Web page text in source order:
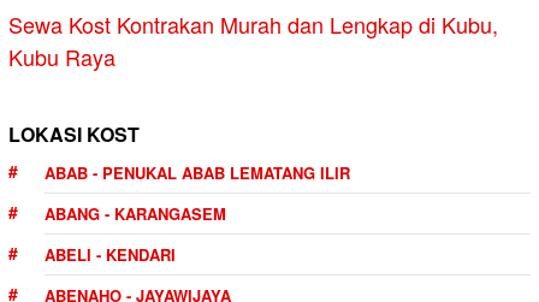
Sewa Kost Kontrakan Murah dan Lengkap di Kubu,
Kubu Raya
LOKASI KOST
ABAB - PENUKAL ABAB LEMATANG ILIR
ABANG - KARANGASEM
ABELI - KENDARI
ABENAHO - JAYAWIJAYA